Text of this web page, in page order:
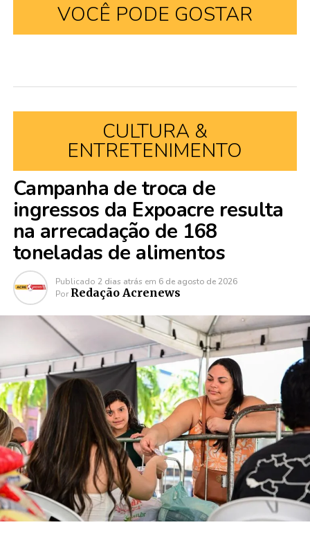
VOCÊ PODE GOSTAR
CULTURA &
ENTRETENIMENTO
Campanha de troca de
ingressos da Expoacre resulta
na arrecadação de 168
toneladas de alimentos
Publicado 2 dias atrás em 6 de agosto de 2026
Por Redação Acrenews